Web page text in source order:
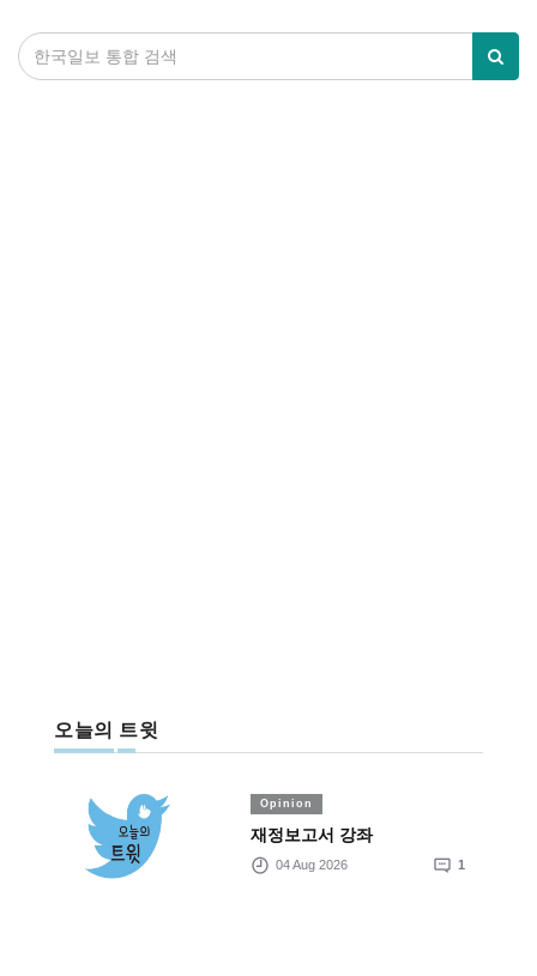
오늘의 트윗
Opinion
재정보고서 강좌
04 Aug 2026 1